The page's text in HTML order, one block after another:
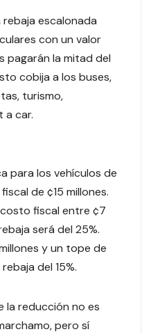
escalonada
con un valor
pagarán la mitad del
cobija a los buses,
turismo,
a car.
para los vehículos de
de ¢15 millones.
fiscal entre ¢7
será del 25%.
y un tope de
del 15%.
la reducción no es
pero sí